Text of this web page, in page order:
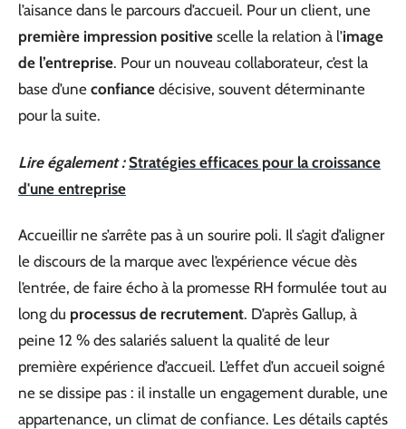
l’aisance dans le parcours d’accueil. Pour un client, une
première impression positive scelle la relation à l’image
de l’entreprise. Pour un nouveau collaborateur, c’est la
base d’une confiance décisive, souvent déterminante
pour la suite.
Lire également : Stratégies efficaces pour la croissance
d'une entreprise
Accueillir ne s’arrête pas à un sourire poli. Il s’agit d’aligner
le discours de la marque avec l’expérience vécue dès
l’entrée, de faire écho à la promesse RH formulée tout au
long du processus de recrutement. D’après Gallup, à
peine 12 % des salariés saluent la qualité de leur
première expérience d’accueil. L’effet d’un accueil soigné
ne se dissipe pas : il installe un engagement durable, une
appartenance, un climat de confiance. Les détails captés